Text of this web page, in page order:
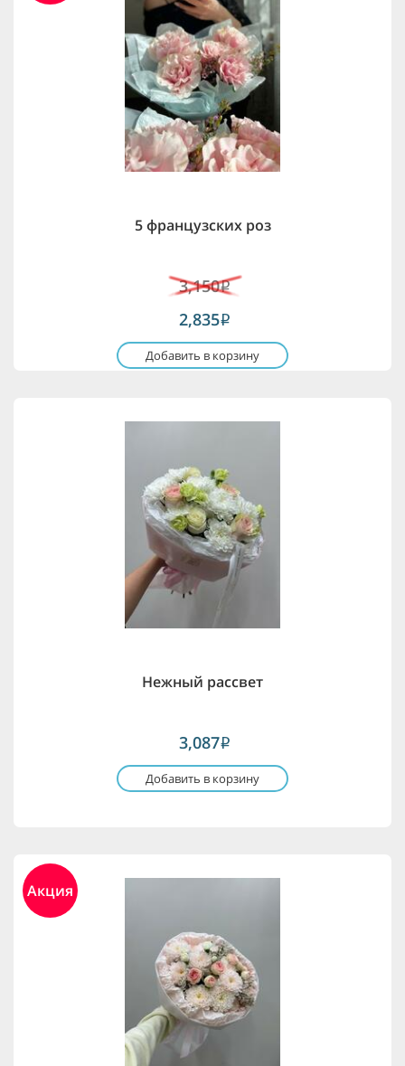
5 французских роз
3,150i
2,835i
Добавить в корзину
Нежный рассвет
3,087i
Добавить в корзину
Акция